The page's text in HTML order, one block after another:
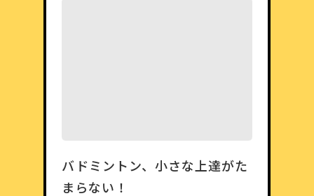
バドミントン、小さな上達がた
まらない！